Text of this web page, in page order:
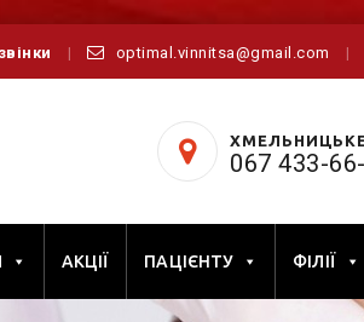
optimal.vinnitsa@gmail.com
067 433-
АКЦІЇ ПАЦІЄНТУ ФІЛІЇ